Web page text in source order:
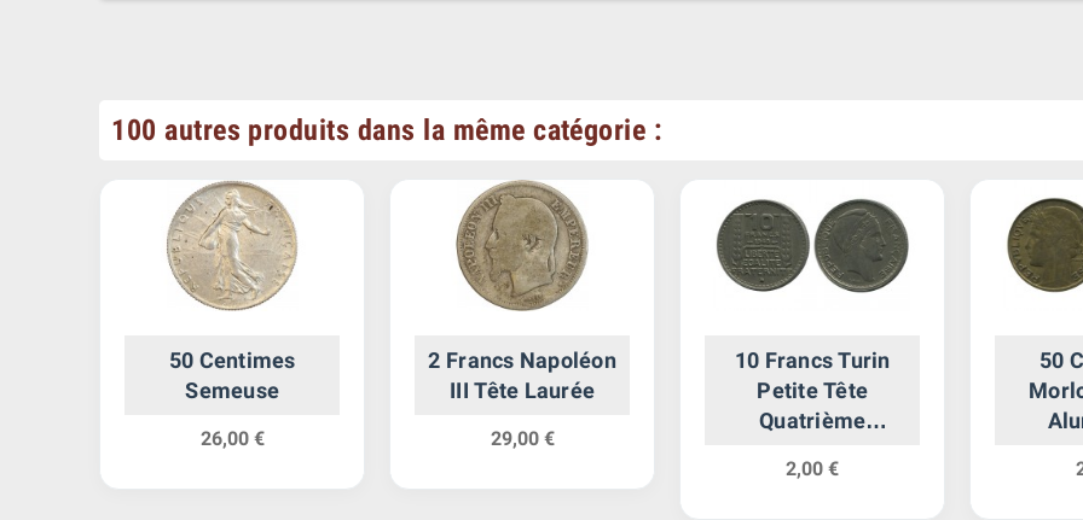
100 autres produits dans la même catégorie :
50 Centimes
Semeuse
26,00 €
2 Francs Napoléon
III Tête Laurée
29,00 €
10 Francs Turin
Petite Tête
Quatrième
2,00 €
50